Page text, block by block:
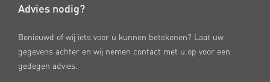
Advies nodig?
Benieuwd of wij iets voor u kunnen betekenen? Laat uw
gegevens achter en wij nemen contact met u op voor een
gedegen advies.